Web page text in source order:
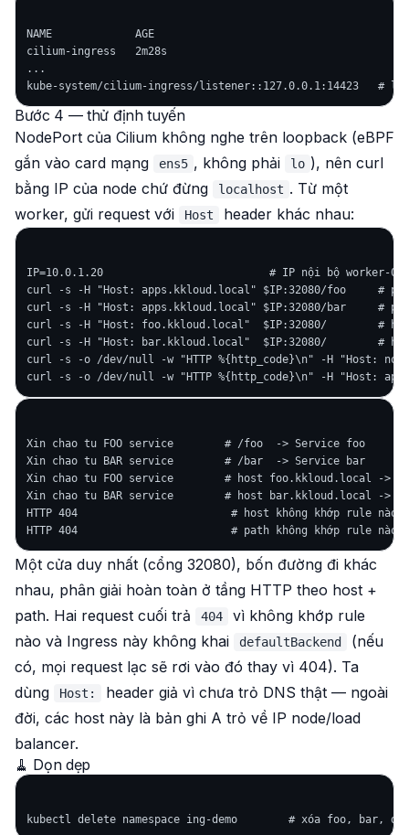
NAME             AGE
cilium-ingress   2m28s
...
Bước 4 — thử định tuyến
NodePort của Cilium không nghe trên loopback (eBPF
gắn vào card mạng
ens5 , không phải lo ), nên curl
bằng IP của node chứ đừng
localhost . Từ một
worker, gửi request với
Host header khác nhau:
IP=10.0.1.20                          # IP nội bộ worker-0
curl -s -H "Host: apps.kkloud.local" $IP:32080/foo     #
curl -s -H "Host: apps.kkloud.local" $IP:32080/bar     #
curl -s -H "Host: foo.kkloud.local"  $IP:32080/        #
curl -s -H "Host: bar.kkloud.local"  $IP:32080/        #
curl -s -o /dev/null -w "HTTP %{http_code}\n" -H "Host:
Xin chao tu FOO service        # /foo  -> Service foo
Xin chao tu BAR service        # /bar  -> Service bar
Xin chao tu FOO service        # host foo.kkloud.local ->
Xin chao tu BAR service        # host bar.kkloud.local ->
HTTP 404                        # host không khớp rule nào
Một cửa duy nhất (cổng 32080), bốn đường đi khác
nhau, phân giải hoàn toàn ở tầng HTTP theo host +
path. Hai request cuối trả
404
vì không khớp rule
nào và Ingress này không khai
defaultBackend
(nếu
có, mọi request lạc sẽ rơi vào đó thay vì 404). Ta
dùng
Host:
header giả vì chưa trỏ DNS thật — ngoài
đời, các host này là bản ghi A trỏ về IP node/load
balancer.
🧹 Dọn dẹp